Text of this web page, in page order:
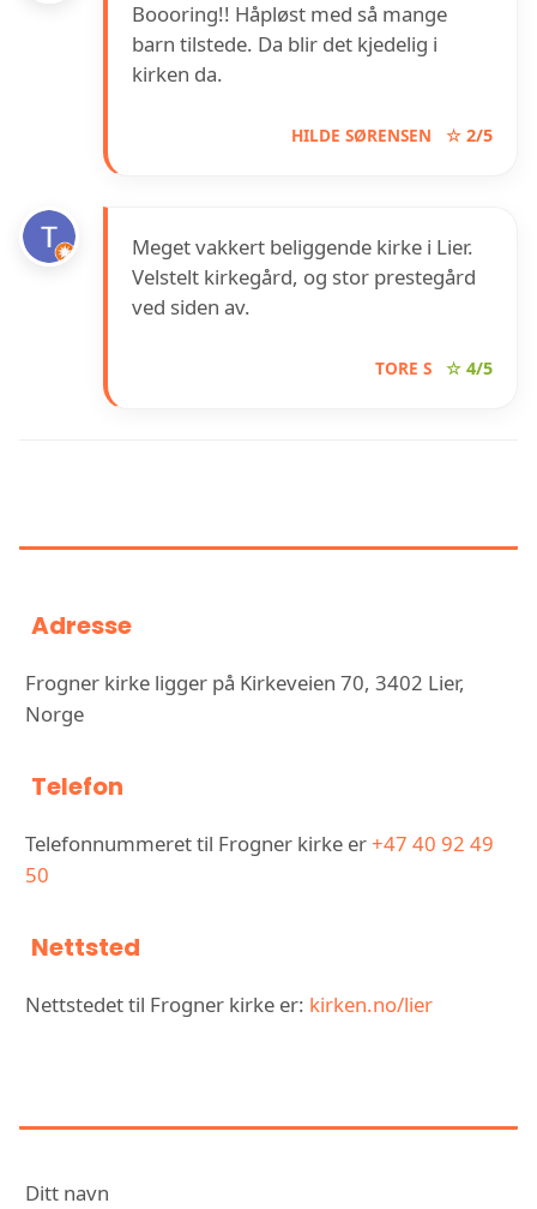
Boooring!! Håpløst med så mange
barn tilstede. Da blir det kjedelig i
kirken da.
HILDE SØRENSEN ☆ 2/5
Meget vakkert beliggende kirke i Lier.
Velstelt kirkegård, og stor prestegård
ved siden av.
TORE S ☆ 4/5
Adresse
Frogner kirke ligger på Kirkeveien 70, 3402 Lier,
Norge
Telefon
Telefonnummeret til Frogner kirke er+47 40 92 49
50
Nettsted
Nettstedet til Frogner kirke er: kirken.no/lier
Ditt navn